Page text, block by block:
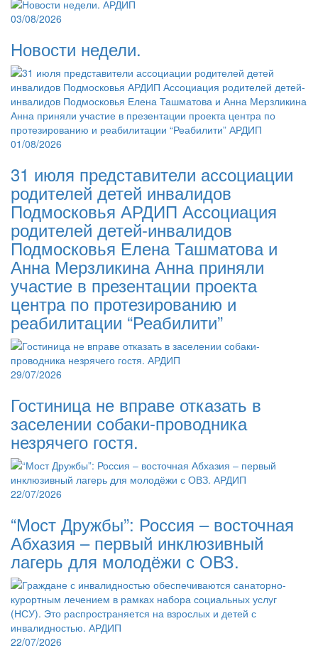
03/08/2026
Новости недели.
01/08/2026
31 июля представители ассоциации
родителей детей инвалидов
Подмосковья АРДИП Ассоциация
родителей детей-инвалидов
Подмосковья Елена Ташматова и
Анна Мерзликина Анна приняли
участие в презентации проекта
центра по протезированию и
реабилитации “Реабилити”
29/07/2026
Гостиница не вправе отказать в
заселении собаки-проводника
незрячего гостя.
22/07/2026
“Мост Дружбы”: Россия – восточная
Абхазия – первый инклюзивный
лагерь для молодёжи с ОВЗ.
22/07/2026